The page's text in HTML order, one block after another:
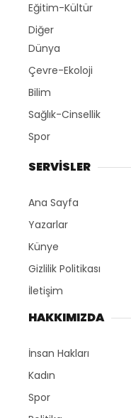
Eğitim-Kültür
Diğer
Dünya
Çevre-Ekoloji
Bilim
Sağlık-Cinsellik
Spor
SERVİSLER
Ana Sayfa
Yazarlar
Künye
Gizlilik Politikası
İletişim
HAKKIMIZDA
İnsan Hakları
Kadın
Spor